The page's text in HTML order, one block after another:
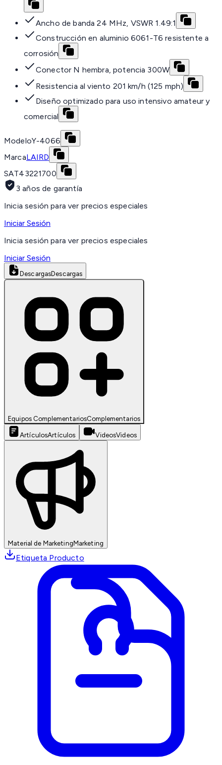
Ancho de banda 24 MHz, VSWR 1.49:1
Construcción en aluminio 6061-T6 resistente a
corrosión
Conector N hembra, potencia 300W
Resistencia al viento 201 km/h (125 mph)
Diseño optimizado para uso intensivo amateur y
comercial
ModeloY-4066
MarcaLAIRD
SAT43221700
3 años de garantía
Inicia sesión para ver precios especiales
Iniciar Sesión
Inicia sesión para ver precios especiales
Iniciar Sesión
DescargasDescargas
Equipos ComplementariosComplementarios
ArtículosArtículos VideosVideos
Material de MarketingMarketing
Etiqueta Producto